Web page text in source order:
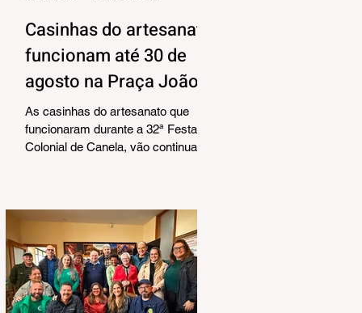
Casinhas do artesanato
funcionam até 30 de
agosto na Praça João
Corrêa
As casinhas do artesanato que
funcionaram durante a 32ª Festa
Colonial de Canela, vão continuar
Secretaria Municipal de Turismo e
Cultura, a pedido dos próprios
artesãos, a estrutura seguirá
montada para aproveitar a
movimentação da cidade durante a
Temporada de Inverno, que também